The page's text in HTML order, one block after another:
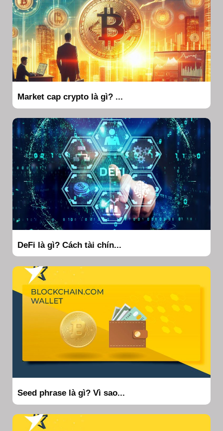
Market cap crypto là gì? ...
DeFi là gì? Cách tài chín...
Seed phrase là gì? Vì sao...